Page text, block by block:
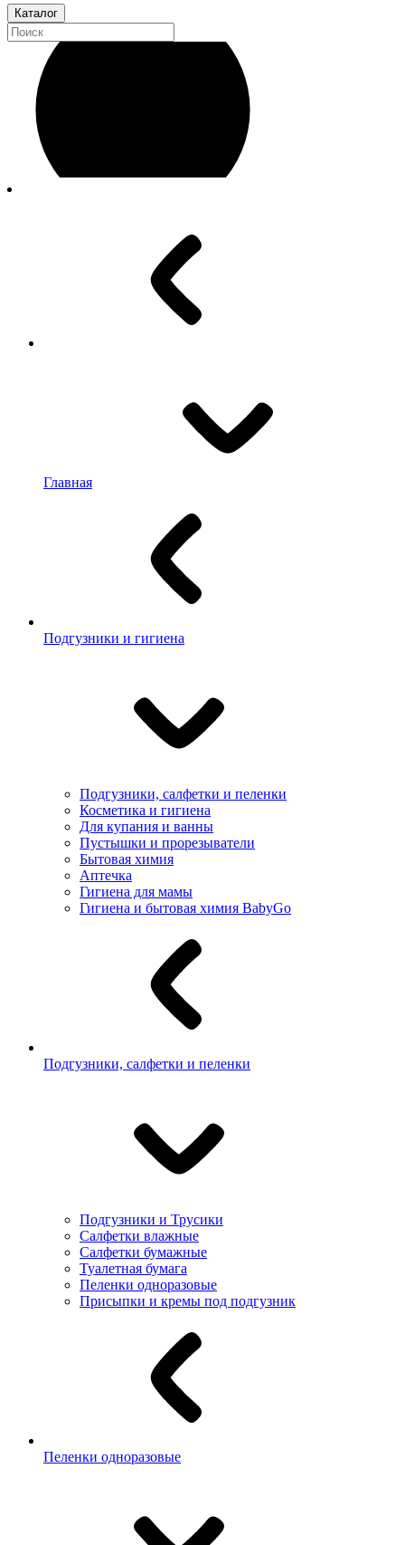
Каталог
Главная
Подгузники и гигиена
Подгузники, салфетки и пеленки
Косметика и гигиена
Для купания и ванны
Пустышки и прорезыватели
Бытовая химия
Аптечка
Гигиена для мамы
Гигиена и бытовая химия BabyGo
Подгузники, салфетки и пеленки
Подгузники и Трусики
Салфетки влажные
Салфетки бумажные
Туалетная бумага
Пеленки одноразовые
Присыпки и кремы под подгузник
Пеленки одноразовые